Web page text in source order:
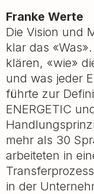
Franke Werte
Die Vision und
klar das
klären, «wie»
und was jeder
führte zur
ENERGETIC
mehr als 30
arbeiteten in
in der